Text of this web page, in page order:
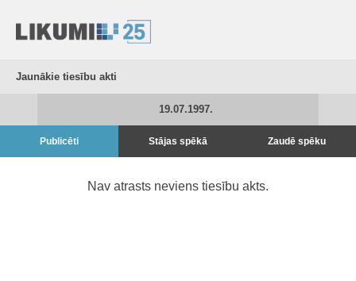
Jaunākie tiesību akti
19.07.1997.
Publicēti Stājas spēkā Zaudē spēku
Nav atrasts neviens tiesību akts.